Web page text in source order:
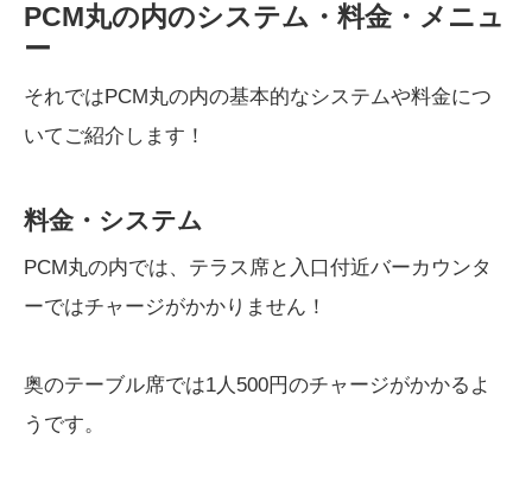
PCM丸の内のシステム・料金・メニュ
ー
それではPCM丸の内の基本的なシステムや料金につ
いてご紹介します！
料金・システム
PCM丸の内では、テラス席と入口付近バーカウンタ
ーではチャージがかかりません！
奥のテーブル席では1人500円のチャージがかかるよ
うです。